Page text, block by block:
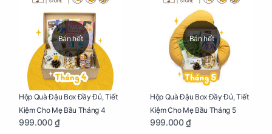
Bán hết
Hộp Quà Đậu Box Đầy Đủ, Tiết
Kiệm Cho Mẹ Bầu Tháng 4
999.000 ₫
Bán hết
Hộp Quà Đậu Box Đầy Đủ, Tiết
Kiệm Cho Mẹ Bầu Tháng 5
999.000 ₫